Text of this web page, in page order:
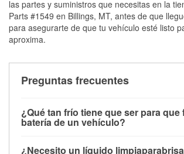
las partes y suministros que necesitas en la
Parts #1549 en Billings, MT, antes de que
para asegurarte de que tu vehículo esté listo
aproxima.
Preguntas frecuentes
¿Qué tan frío tiene que ser para que
batería de un vehículo?
¿Necesito un líquido